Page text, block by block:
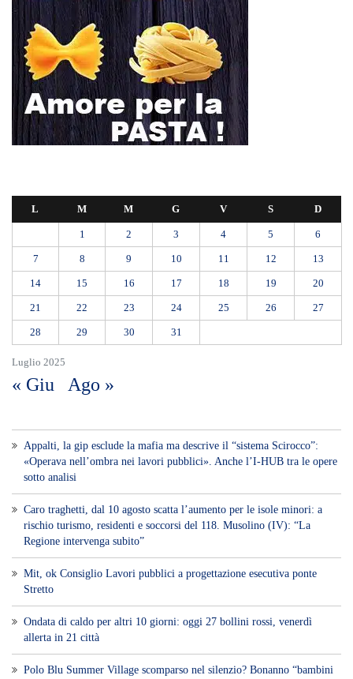
Luglio 2025
L M M G V S D
1 2 3 4 5 6
7 8 9 10 11 12 13
14 15 16 17 18 19 20
21 22 23 24 25 26 27
28 29 30 31
« Giu Ago »
Appalti, la gip esclude la mafia ma descrive il “sistema Scirocco”:
«Operava nell’ombra nei lavori pubblici». Anche l’I-HUB tra le opere
sotto analisi
Caro traghetti, dal 10 agosto scatta l’aumento per le isole minori: a
rischio turismo, residenti e soccorsi del 118. Musolino (IV): “La
Regione intervenga subito”
Mit, ok Consiglio Lavori pubblici a progettazione esecutiva ponte
Stretto
Ondata di caldo per altri 10 giorni: oggi 27 bollini rossi, venerdì
allerta in 21 città
Polo Blu Summer Village scomparso nel silenzio? Bonanno “bambini